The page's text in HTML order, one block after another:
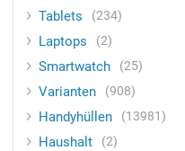
Tablets 234
Laptops 2
Smartwatch 25
Varianten 908
Handyhüllen 13981
Haushalt 2